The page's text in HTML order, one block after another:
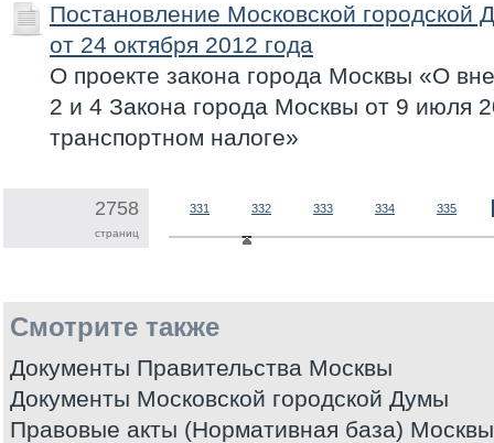
Постановление Московской
от 24 октября 2012 года
О проекте закона города Москвы «О
2 и 4 Закона города Москвы от 9 июля
транспортном налоге»
2758
страниц
331 332 333 334 335
Смотрите также
Документы Правительства Москвы
Документы Московской городской Думы
Правовые акты (Нормативная база) Москвы